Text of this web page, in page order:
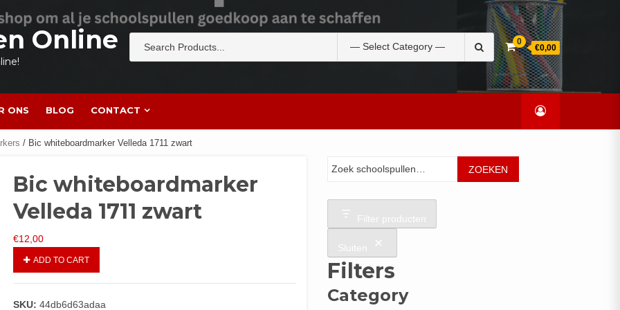
Online
naar:
0
€0,00
ONS BLOG CONTACT
/ Bic whiteboardmarker Velleda 1711 zwart
Bic whiteboardmarker
Velleda 1711 zwart
€12,00
ADD TO CART
SKU: 44db6d63adaa
ZOEKEN
Filter producten
Sluiten
Filters
Category